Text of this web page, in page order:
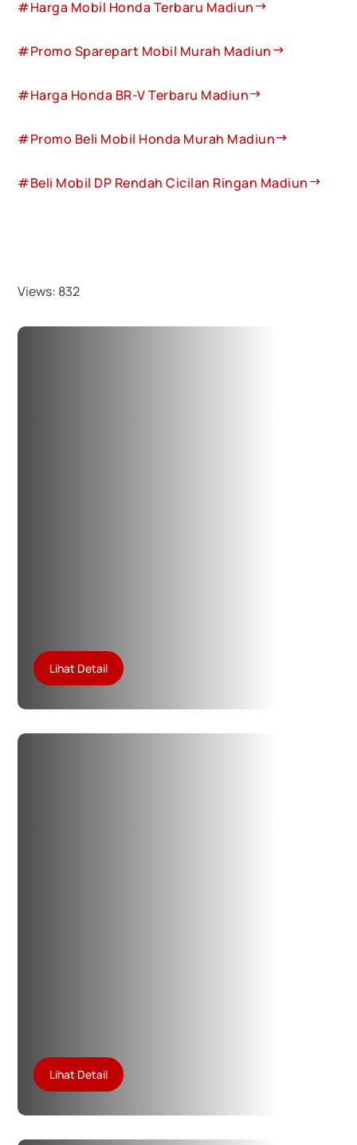
#Harga Mobil Honda Terbaru Madiun
#Promo Sparepart Mobil Murah Madiun
#Harga Honda BR-V Terbaru Madiun
#Promo Beli Mobil Honda Murah Madiun
#Beli Mobil DP Rendah Cicilan Ringan Madiun
Views: 832
Lihat Detail
Lihat Detail